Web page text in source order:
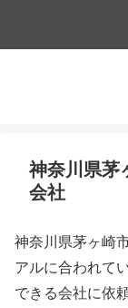
神奈川県茅
会社
神奈川県茅ヶ崎
アルに合われて
できる会社に依